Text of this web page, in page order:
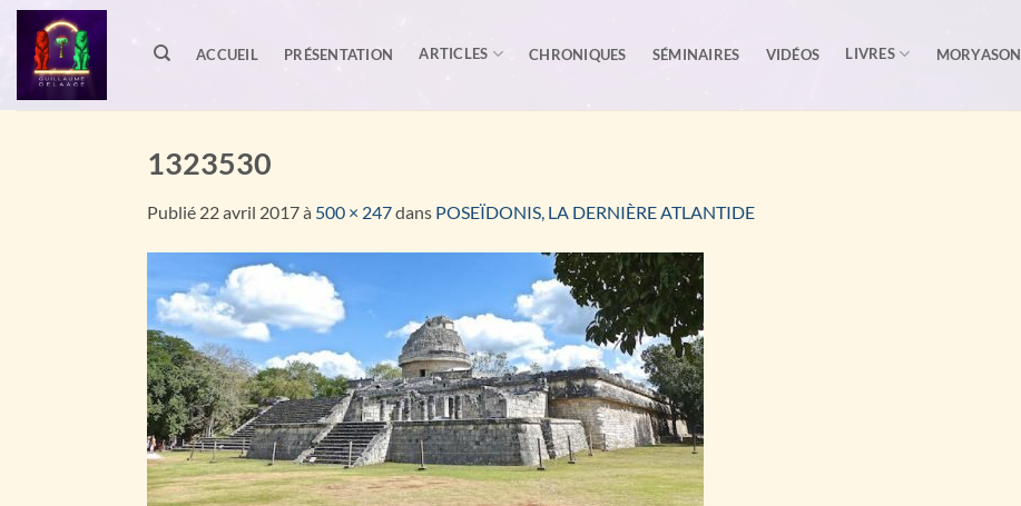
Passer
contenu
ACCUEIL PRÉSENTATION ARTICLES CHRONIQUES SÉMINAIRES VIDÉOS LIVRES MORYASON
1323530
Publié 22 avril 2017à 500 × 247dans POSEÏDONIS, LA DERNIÈRE ATLANTIDE